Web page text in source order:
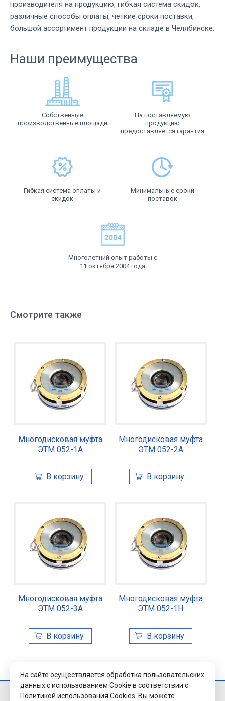
производителя на продукцию, гибкая система скидок,
различные способы оплаты, четкие сроки поставки,
большой ассортимент продукции на складе в Челябинске.
Наши преимущества
Собственные
производственные площади
На поставляемую
продукцию
предоставляется гарантия
Гибкая система оплаты и
скидок
Минимальные сроки
поставок
Многолетний опыт работы с
11 октября 2004 года
Смотрите также
Многодисковая муфта
ЭТМ 052-1А
Многодисковая муфта
ЭТМ 052-2А
Многодисковая муфта
ЭТМ 052-3А
Многодисковая муфта
ЭТМ 052-1Н
© 2026 Завод
На сайте осуществляется обработка пользовательских
данных с использованием Cookie в соответствии с
Политикой использования Cookies. Вы можете